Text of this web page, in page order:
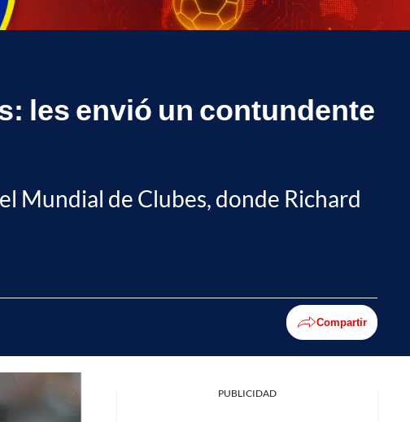
les envió un contundente
Mundial de Clubes, donde Richard
Compartir
PUBLICIDAD